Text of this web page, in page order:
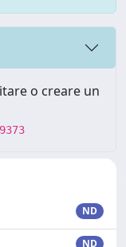
o creare un
ND
ND